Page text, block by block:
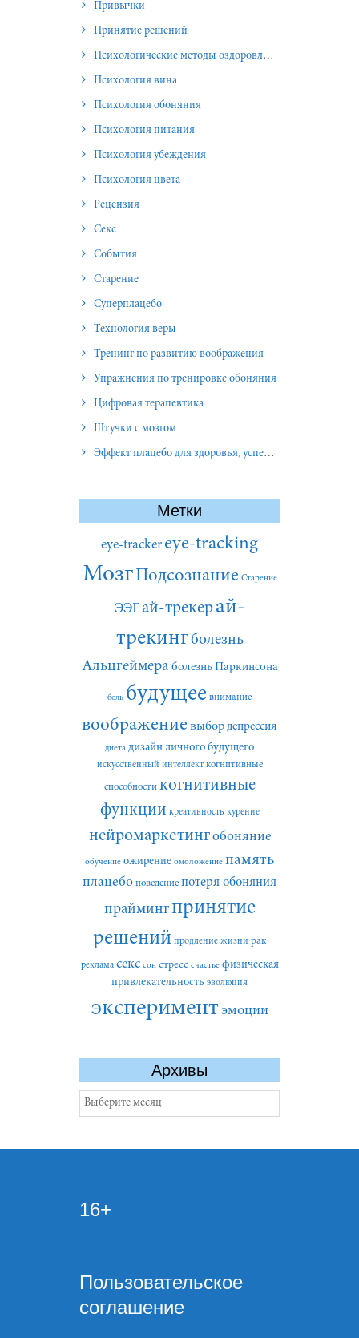
Привычки
Принятие решений
Психологические методы оздоровления и омоложения
Психология вина
Психология обоняния
Психология питания
Психология убеждения
Психология цвета
Рецензия
Секс
События
Старение
Суперплацебо
Технология веры
Тренинг по развитию воображения
Упражнения по тренировке обоняния
Цифровая терапевтика
Штучки с мозгом
Эффект плацебо для здоровья, успеха и отношений
Метки
eye-tracker eye-tracking
МозгПодсознание Старение
ЭЭГай-трекерай-
трекингболезнь
Альцгеймера болезнь Паркинсона
боль будущее внимание
воображение выбор депрессия
диета дизайн личного будущего
искусственный интеллект когнитивные
способности когнитивные
функции креативность курение
нейромаркетингобоняние
обучение ожирение омоложение память
плацебо поведение потеря обоняния
праймингпринятие
решений продление жизни рак
реклама секс сон стресс счастье физическая
привлекательность эволюция
экспериментэмоции
Архивы
Архивы
16+
Пользовательское
соглашение